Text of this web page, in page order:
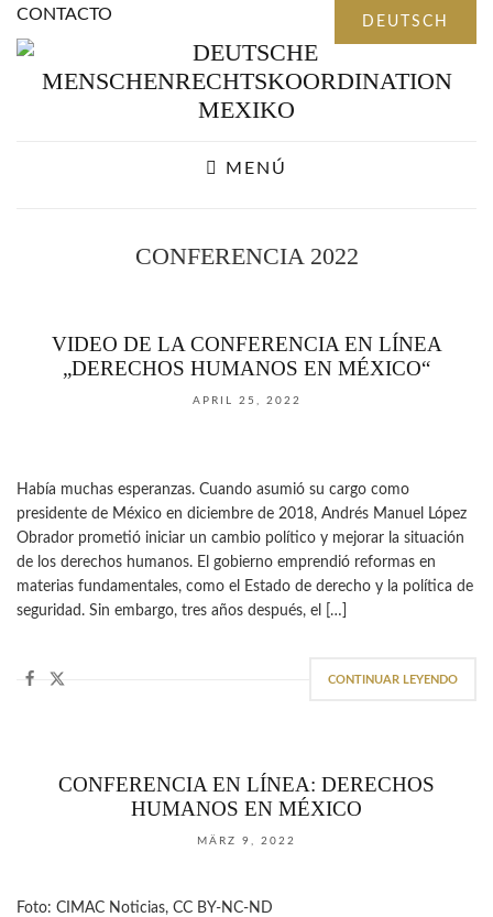
CONTACTO
MENÚ
CONFERENCIA 2022
VIDEO DE LA CONFERENCIA EN LÍNEA
„DERECHOS HUMANOS EN MÉXICO“
APRIL 25, 2022
Había muchas esperanzas. Cuando asumió su cargo como
presidente de México en diciembre de 2018, Andrés Manuel López
Obrador prometió iniciar un cambio político y mejorar la situación
de los derechos humanos. El gobierno emprendió reformas en
materias fundamentales, como el Estado de derecho y la política de
seguridad. Sin embargo, tres años después, el […]
CONTINUAR LEYENDO
CONFERENCIA EN LÍNEA: DERECHOS
HUMANOS EN MÉXICO
MÄRZ 9, 2022
Foto: CIMAC Noticias, CC BY-NC-ND